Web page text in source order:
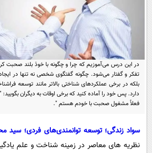
یک برش دانایی
محیط زیست
سفر و تفریح
علم و دانش
فناوری و It
علمی
اخبار کریپتو
قرآن
گوناگون
سرگرمی
باشگاه مغز
مجله تصویری سلاح
فیلم
اقتصاد
ورزش
سرگرمی
عصر ایران 2
خواندنی ها و دیدنی ها
پیامک
آموزش زبان
در این درس می‌آموزیم که چرا و چگونه با خودْ بلند صحبت
تفکر و گفتار می‌شود. چگونه گفتگوی شخصی نه تنها در
بلکه در برخی عملکردهای شناختی بالاتر مانند توسعه
دارد. پس خود را آماده کنید که برخی اوقات به دیگران بگویید:
فعلاً مشغول صحبت با خودم هستم ".
سواد زندگی؛ توسعه توانمندی‌های فردی؛
نظریه های معاصر در زمینه شناخت و علم